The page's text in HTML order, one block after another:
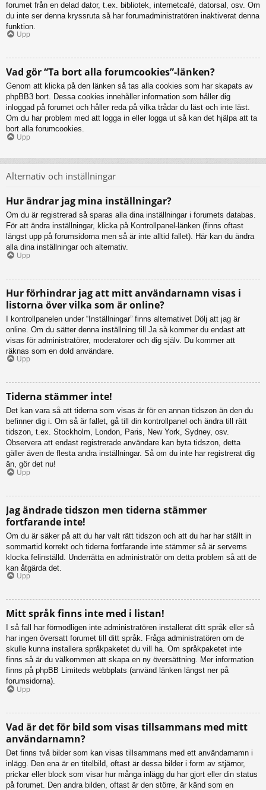
forumet från en delad dator, t.ex. bibliotek, internetcafé, datorsal, osv. Om
du inte ser denna kryssruta så har forumadministratören inaktiverat denna
funktion.
Upp
Vad gör “Ta bort alla forumcookies”-länken?
Genom att klicka på den länken så tas alla cookies som har skapats av
phpBB3 bort. Dessa cookies innehåller information som håller dig
inloggad på forumet och håller reda på vilka trådar du läst och inte läst.
Om du har problem med att logga in eller logga ut så kan det hjälpa att ta
bort alla forumcookies.
Upp
Alternativ och inställningar
Hur ändrar jag mina inställningar?
Om du är registrerad så sparas alla dina inställningar i forumets databas.
För att ändra inställningar, klicka på Kontrollpanel-länken (finns oftast
längst upp på forumsidorna men så är inte alltid fallet). Här kan du ändra
alla dina inställningar och alternativ.
Upp
Hur förhindrar jag att mitt användarnamn visas i
listorna över vilka som är online?
I kontrollpanelen under “Inställningar” finns alternativet Dölj att jag är
online. Om du sätter denna inställning till Ja så kommer du endast att
visas för administratörer, moderatorer och dig själv. Du kommer att
räknas som en dold användare.
Upp
Tiderna stämmer inte!
Det kan vara så att tiderna som visas är för en annan tidszon än den du
befinner dig i. Om så är fallet, gå till din kontrollpanel och ändra till rätt
tidszon, t.ex. Stockholm, London, Paris, New York, Sydney, osv.
Observera att endast registrerade användare kan byta tidszon, detta
gäller även de flesta andra inställningar. Så om du inte har registrerat dig
än, gör det nu!
Upp
Jag ändrade tidszon men tiderna stämmer
fortfarande inte!
Om du är säker på att du har valt rätt tidszon och att du har har ställt in
sommartid korrekt och tiderna fortfarande inte stämmer så är serverns
klocka felinställd. Underrätta en administratör om detta problem så att de
kan åtgärda det.
Upp
Mitt språk finns inte med i listan!
I så fall har förmodligen inte administratören installerat ditt språk eller så
har ingen översatt forumet till ditt språk. Fråga administratören om de
skulle kunna installera språkpaketet du vill ha. Om språkpaketet inte
finns så är du välkommen att skapa en ny översättning. Mer information
finns på phpBB Limiteds webbplats (använd länken längst ner på
forumsidorna).
Upp
Vad är det för bild som visas tillsammans med mitt
användarnamn?
Det finns två bilder som kan visas tillsammans med ett användarnamn i
inlägg. Den ena är en titelbild, oftast är dessa bilder i form av stjärnor,
prickar eller block som visar hur många inlägg du har gjort eller din status
på forumet. Den andra bilden, oftast är den större, är känd som en